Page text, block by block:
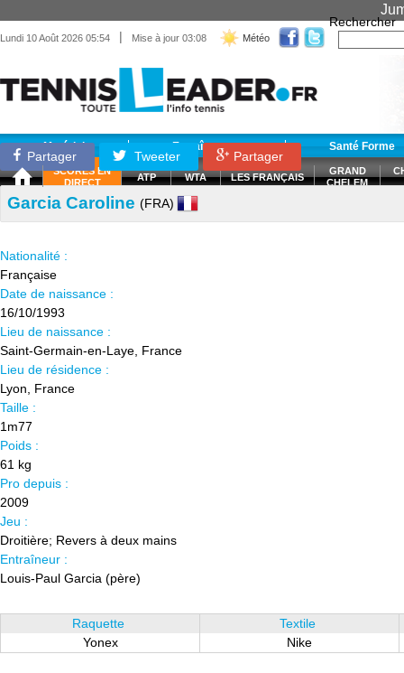
Lundi 10 Août 2026 05:54 | Mise à jour 03:08 Météo
Rechercher
Matériel Entraînement Santé Forme
SCORES EN
DIRECT
ATP WTA LES FRANÇAIS
GRAND
CHELEM
Partager Tweeter Partager
Garcia Caroline (FRA)
Nationalité :
Française
Date de naissance :
16/10/1993
Lieu de naissance :
Saint-Germain-en-Laye, France
Lieu de résidence :
Lyon, France
Taille :
1m77
Poids :
61 kg
Pro depuis :
2009
Jeu :
Droitière; Revers à deux mains
Entraîneur :
Louis-Paul Garcia (père)
Raquette
Yonex
Textile
Nike